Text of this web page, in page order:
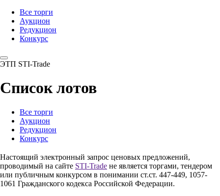
Все торги
Аукцион
Редукцион
Конкурс
ЭТП STI-Trade
Список лотов
Все торги
Аукцион
Редукцион
Конкурс
Настоящий электронный запрос ценовых предложений,
проводимый на сайте STI-Trade не является торгами, тендером
или публичным конкурсом в понимании ст.ст. 447-449, 1057-
1061 Гражданского кодекса Российской Федерации.